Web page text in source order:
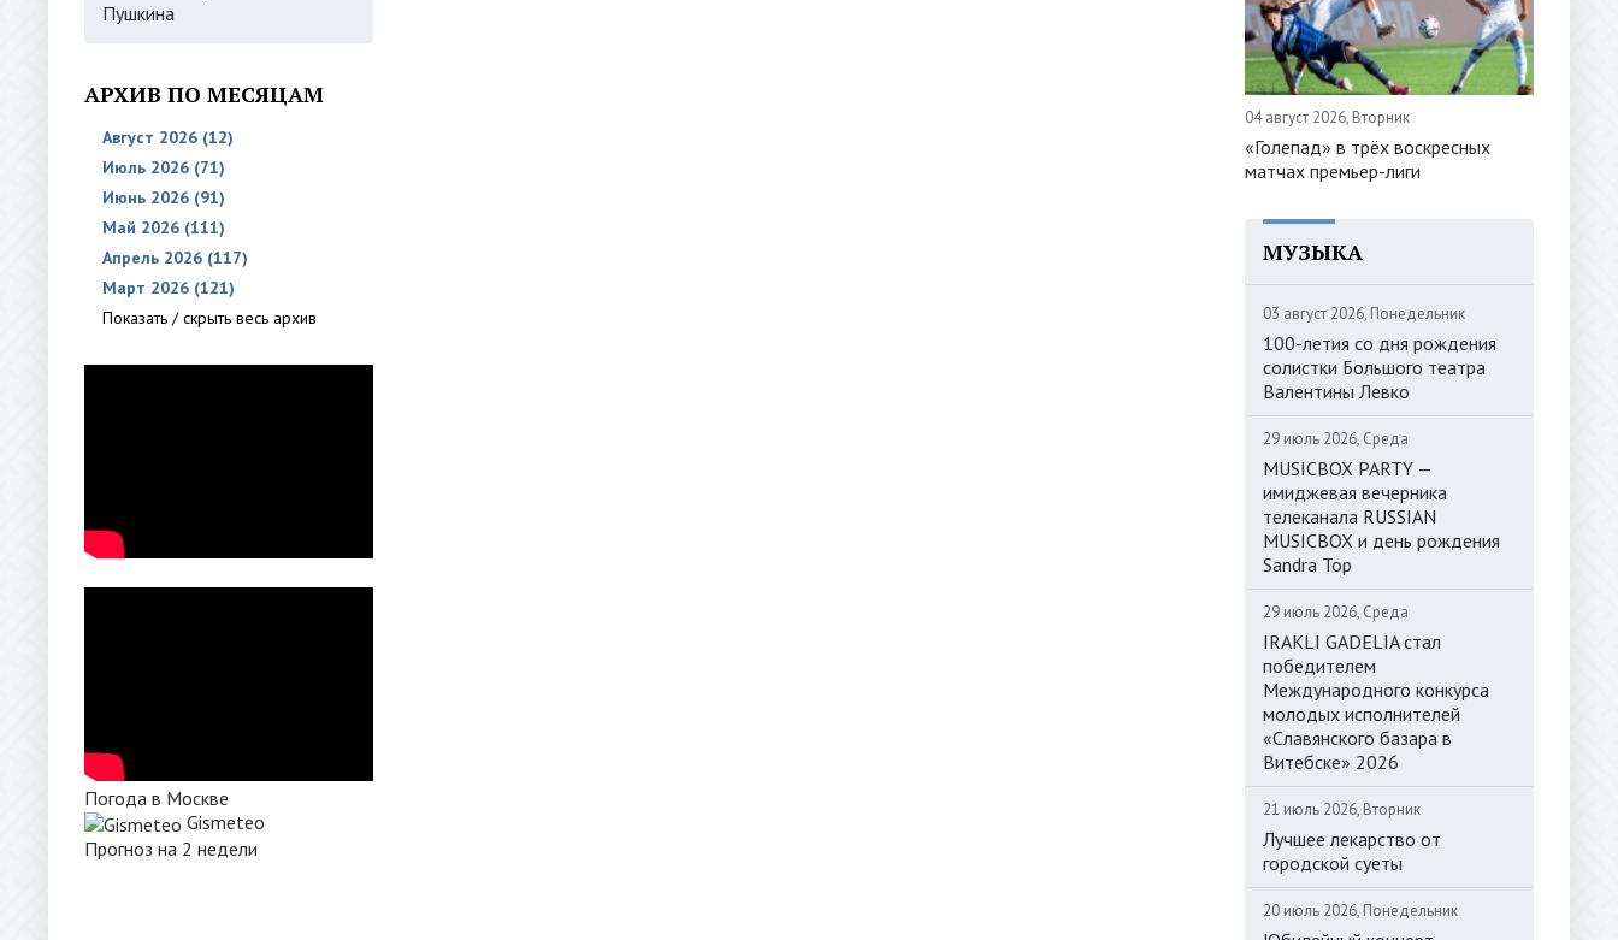
Пушкина
АРХИВ ПО МЕСЯЦАМ
Август 2026 (12)
Июль 2026 (71)
Июнь 2026 (91)
Май 2026 (111)
Апрель 2026 (117)
Март 2026 (121)
Показать / скрыть весь архив
Погода в Москве
Gismeteo
Прогноз на 2 недели
04 август 2026, Вторник
«Голепад» в трёх воскресных
матчах премьер-лиги
МУЗЫКА
03 август 2026, Понедельник
100-летия со дня рождения
солистки Большого театра
Валентины Левко
29 июль 2026, Среда
MUSICBOX PARTY —
имиджевая вечерника
телеканала RUSSIAN
MUSICBOX и день рождения
Sandra Top
29 июль 2026, Среда
IRAKLI GADELIA стал
победителем
Международного конкурса
молодых исполнителей
«Славянского базара в
Витебске» 2026
21 июль 2026, Вторник
Лучшее лекарство от
городской суеты
20 июль 2026, Понедельник